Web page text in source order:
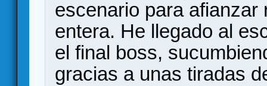
escenario para afianzar
entera. He llegado al
el final boss,
gracias a unas tiradas